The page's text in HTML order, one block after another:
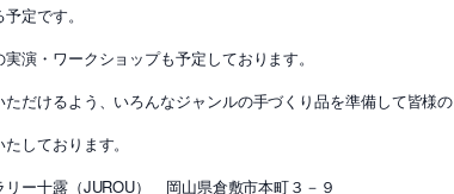
定です。
演・ワークショップも予定しております。
ただけるよう、いろんなジャンルの手づくり品を準備して皆様の
しております。
ー十露（JUROU） 岡山県倉敷市本町３－９